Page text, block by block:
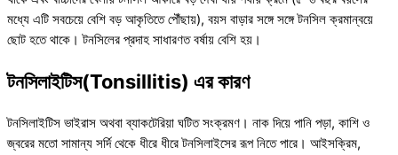
মধ্যে এটি সবচেয়ে বেশি বড় আকৃতিতে পৌঁছায়), বয়স বাড়ার সঙ্গে সঙ্গে টনসিল ক্রমান্বয়ে
ছোট হতে থাকে। টনসিলের প্রদাহ সাধারণত বর্ষায় বেশি হয়।
টনসিলাইটিস(Tonsillitis) এর কারণ
টনসিলাইটিস ভাইরাস অথবা ব্যাকটেরিয়া ঘটিত সংক্রমণ। নাক দিয়ে পানি পড়া, কাশি ও
জ্বরের মতো সামান্য সর্দি থেকে ধীরে ধীরে টনসিলাইসের রূপ নিতে পারে। আইসক্রিম,